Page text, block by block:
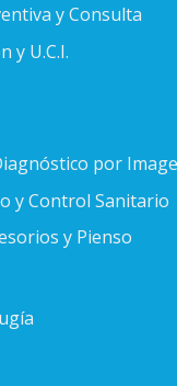
y Consulta
y U.C.I.
por
y Control Sanitario
y Pienso